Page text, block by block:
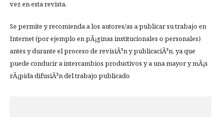
vez en esta revista.
Se permite y recomienda a los autores/as a publicar su trabajo en
Internet (por ejemplo en pÃ¡ginas institucionales o personales)
antes y durante el proceso de revisiÃ³n y publicaciÃ³n, ya que
puede conducir a intercambios productivos y a una mayor y mÃ¡s
rÃ¡pida difusiÃ³n del trabajo publicado